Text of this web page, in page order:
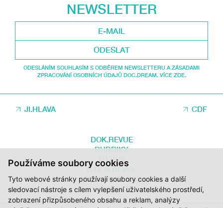
Používáme soubory cookies
Tyto webové stránky používají soubory cookies a další
sledovací nástroje s cílem vylepšení uživatelského prostředí,
zobrazení přizpůsobeného obsahu a reklam, analýzy
NEWSLETTER
ODESLAT
ODESLÁNÍM SOUHLASÍM S ODBĚREM NEWSLETTERU A ZÁSADAMI
ZPRACOVÁNÍ OSOBNÍCH ÚDAJŮ DOC.DREAM. VÍCE ZDE.
JI.HLAVA CDF
DOK.REVUE
RUBRIKY
AUTOŘI
O DOK.REVUE
PODPOŘTE NÁS
KONTAKTY